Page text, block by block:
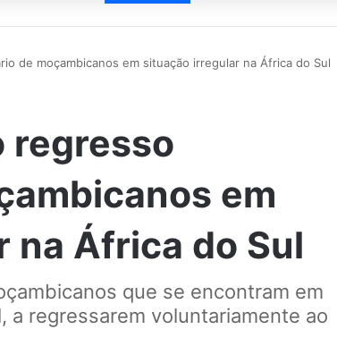
de moçambicanos em situação irregular na África do Sul
regresso
em
na África do Sul
que se encontram em
a regressarem voluntariamente ao